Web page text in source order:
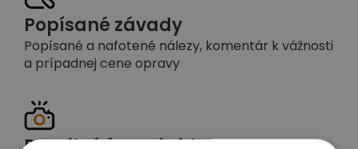
Popísané závady
Popísané a nafotené nálezy, komentár k vážnosti
a prípadnej cene opravy